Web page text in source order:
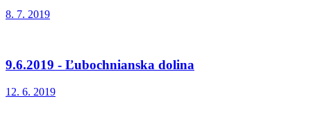
8. 7. 2019
9.6.2019 - Ľubochnianska dolina
12. 6. 2019